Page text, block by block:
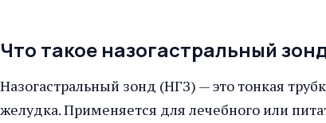
Что такое назогастральный
Назогастральный зонд (НГЗ) — это тонкая
желудка. Применяется для лечебного или